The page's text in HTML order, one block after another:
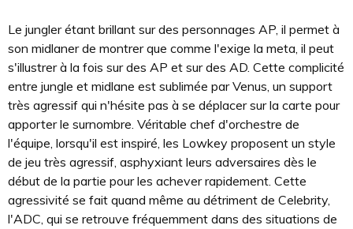
Le jungler étant brillant sur des personnages AP, il permet à
son midlaner de montrer que comme l'exige la meta, il peut
s'illustrer à la fois sur des AP et sur des AD. Cette complicité
entre jungle et midlane est sublimée par Venus, un support
très agressif qui n'hésite pas à se déplacer sur la carte pour
apporter le surnombre. Véritable chef d'orchestre de
l'équipe, lorsqu'il est inspiré, les Lowkey proposent un style
de jeu très agressif, asphyxiant leurs adversaires dès le
début de la partie pour les achever rapidement. Cette
agressivité se fait quand même au détriment de Celebrity,
l'ADC, qui se retrouve fréquemment dans des situations de